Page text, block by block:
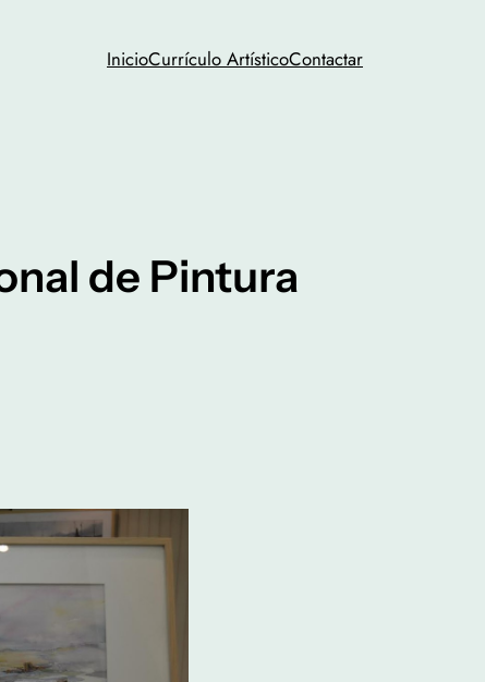
InicioCurrículo ArtísticoContactar
de Pintura